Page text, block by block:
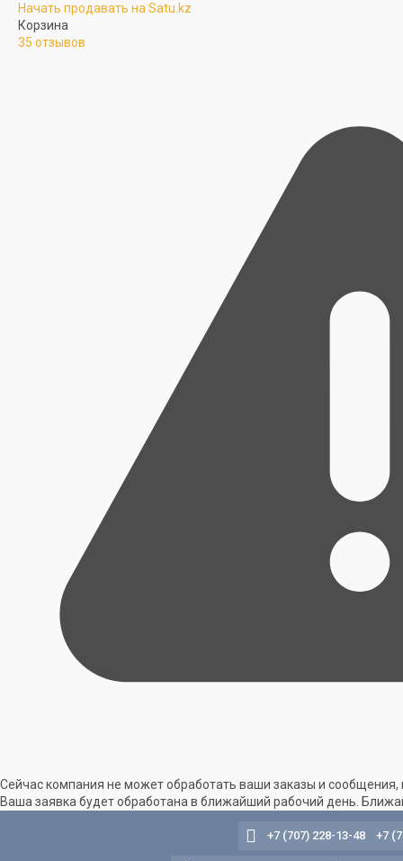
Начать продавать на Satu.kz
Корзина
35 отзывов
Сейчас компания не может обработать ваши заказы и сообщения,
Ваша заявка будет обработана в ближайший рабочий день.
+7 (707) 228-13-48 +7